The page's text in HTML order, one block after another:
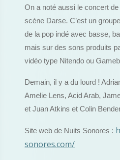
On a noté aussi le concert
scène Darse. C’est un
de la pop indé avec basse,
mais sur des sons produits
vidéo type Nitendo ou
Demain, il y a du lourd !
Amelie Lens, Acid Arab,
et Juan Atkins et Colin
Site web de Nuits Sonores :
sonores.com/